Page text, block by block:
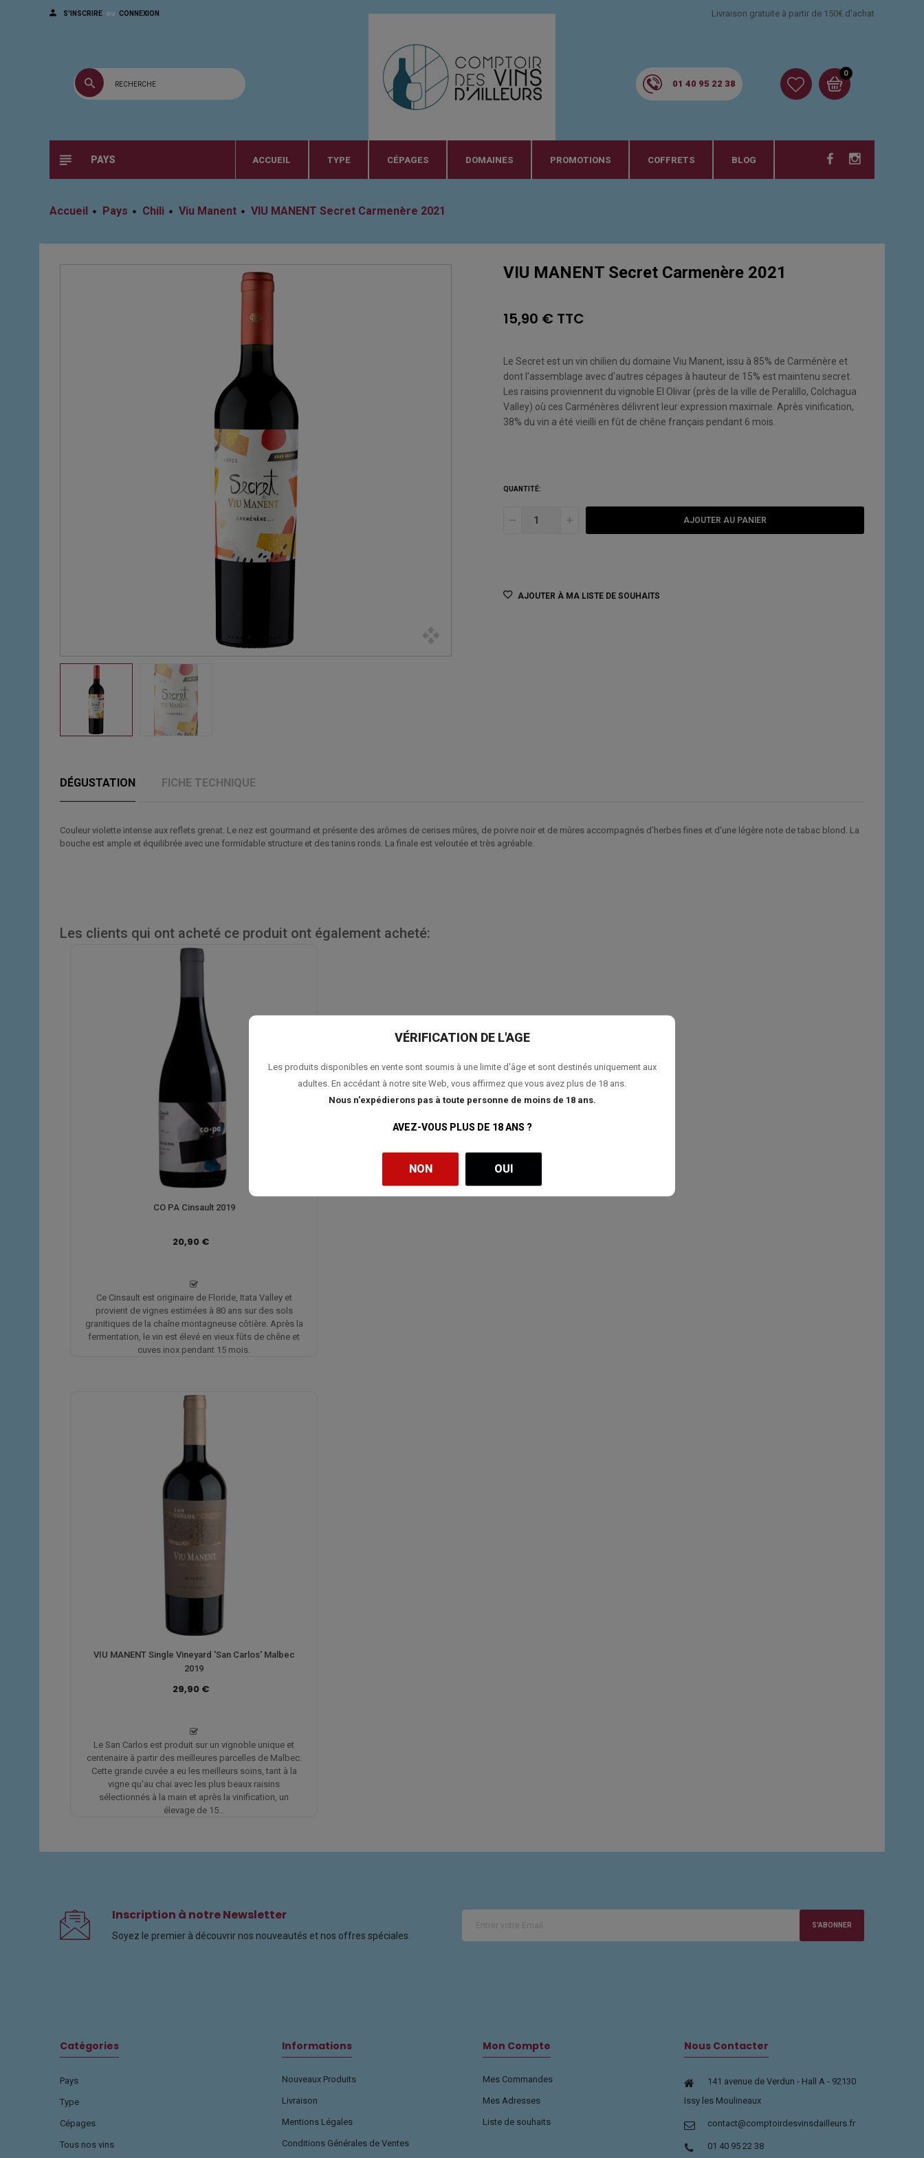
VÉRIFICATION DE L'AGE
Les produits disponibles en vente sont soumis à une limite d'âge et sont destinés uniquement aux
adultes. En accédant à notre site Web, vous affirmez que vous avez plus de 18 ans.
Nous n'expédierons pas à toute personne de moins de 18 ans.
AVEZ-VOUS PLUS DE 18 ANS ?
NON OUI
S'INSCRIRE ou CONNEXION Livraison gratuite à partir de 150€ d'achat
01 40 95 22 38
0
PAYS ACCUEIL TYPE CÉPAGES DOMAINES PROMOTIONS COFFRETS BLOG
Accueil Pays Chili Viu Manent VIU MANENT Secret Carmenère 2021
VIU MANENT Secret Carmenère 2021
15,90 € TTC
Le Secret est un vin chilien du domaine Viu Manent, issu à 85% de Carménère et
dont l'assemblage avec d'autres cépages à hauteur de 15% est maintenu secret.
Les raisins proviennent du vignoble El Olivar (près de la ville de Peralillo, Colchagua
Valley) où ces Carménères délivrent leur expression maximale. Après vinification,
38% du vin a été vieilli en fût de chêne français pendant 6 mois.
QUANTITÉ:
AJOUTER AU PANIER
AJOUTER À MA LISTE DE SOUHAITS
DÉGUSTATION FICHE TECHNIQUE
Couleur violette intense aux reflets grenat. Le nez est gourmand et présente des arômes de cerises mûres, de poivre noir et de mûres accompagnés d'herbes fines et d'une légère note de tabac blond. La
bouche est ample et équilibrée avec une formidable structure et des tanins ronds. La finale est veloutée et très agréable.
Les clients qui ont acheté ce produit ont également acheté:
CO PA Cinsault 2019
20,90 €
Ce Cinsault est originaire de Floride, Itata Valley et
provient de vignes estimées à 80 ans sur des sols
granitiques de la chaîne montagneuse côtière. Après la
fermentation, le vin est élevé en vieux fûts de chêne et
cuves inox pendant 15 mois.
VIU MANENT Single Vineyard 'San Carlos' Malbec
2019
29,90 €
Le San Carlos est produit sur un vignoble unique et
centenaire à partir des meilleures parcelles de Malbec.
Cette grande cuvée a eu les meilleurs soins, tant à la
vigne qu'au chai avec les plus beaux raisins
sélectionnés à la main et après la vinification, un
élevage de 15...
Inscription à notre Newsletter
Soyez le premier à découvrir nos nouveautés et nos offres spéciales.
S'ABONNER
Catégories
Pays
Type
Cépages
Tous nos vins
Informations
Nouveaux Produits
Livraison
Mentions Légales
Conditions Générales de Ventes
Mon Compte
Mes Commandes
Mes Adresses
Liste de souhaits
Nous Contacter
141 avenue de Verdun - Hall A - 92130
Issy les Moulineaux
contact@comptoirdesvinsdailleurs.fr
01 40 95 22 38